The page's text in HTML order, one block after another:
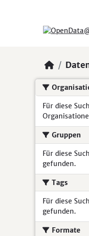
Für diese
Gruppen
Für diese
gefunden.
Tags
Für diese
gefunden.
Formate